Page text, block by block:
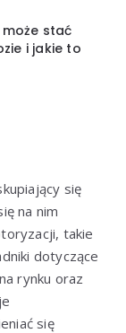
stać
i jakie to
się
na nim
takie
dotyczące
rynku oraz
się